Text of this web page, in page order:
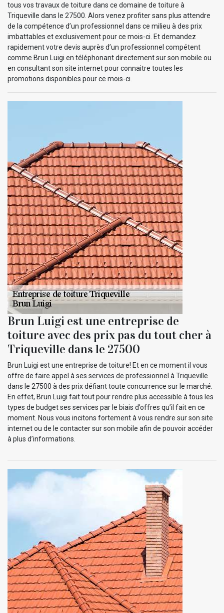
tous vos travaux de toiture dans ce domaine de toiture à
Triqueville dans le 27500. Alors venez profiter sans plus attendre
de la compétence d’un professionnel dans ce milieu à des prix
imbattables et exclusivement pour ce mois-ci. Et demandez
rapidement votre devis auprès d’un professionnel compétent
comme Brun Luigi en téléphonant directement sur son mobile ou
en consultant son site internet pour connaitre toutes les
promotions disponibles pour ce mois-ci.
Brun Luigi est une entreprise de
toiture avec des prix pas du tout cher à
Triqueville dans le 27500
Brun Luigi est une entreprise de toiture! Et en ce moment il vous
offre de faire appel à ses services de professionnel à Triqueville
dans le 27500 à des prix défiant toute concurrence sur le marché.
En effet, Brun Luigi fait tout pour rendre plus accessible à tous les
types de budget ses services par le biais d’offres qu’il fait en ce
moment. Nous vous incitons fortement à vous rendre sur son site
internet ou de le contacter sur son mobile afin de pouvoir accéder
à plus d’informations.